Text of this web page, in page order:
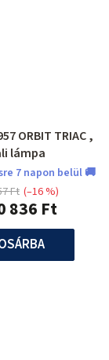
ORBIT TRIAC ,
lámpa
7 napon belül 🚚
836 Ft
Ft (–16 %)